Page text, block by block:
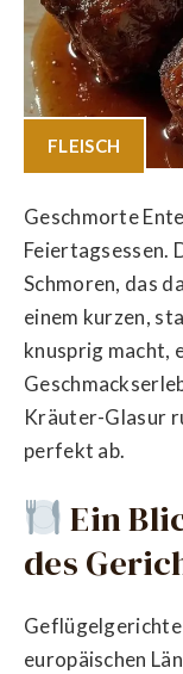
FLEISCH
Geschmorte
Feiertagsessen.
Schmoren, das
einem kurzen,
knusprig macht,
Kräuter-Glasur
perfekt ab.
Ein
des
Geflügelgerichte
europäischen